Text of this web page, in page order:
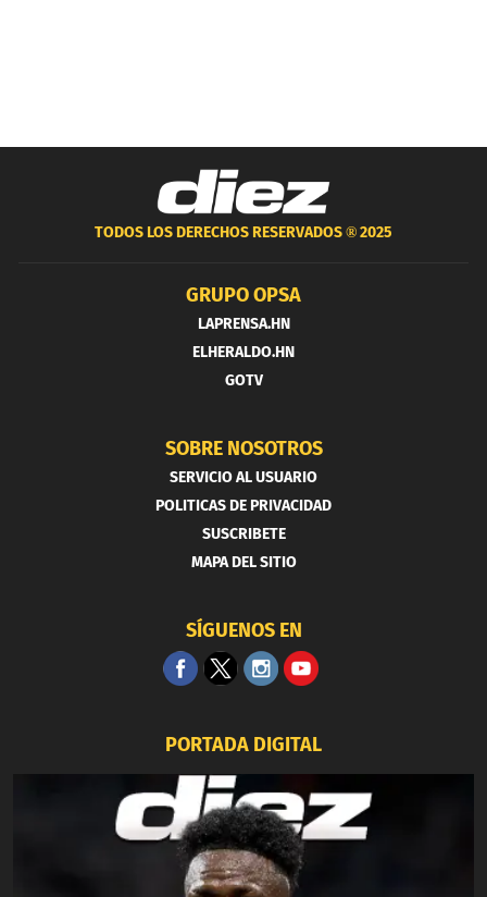
TODOS LOS DERECHOS RESERVADOS ®2025
GRUPO OPSA
LAPRENSA.HN
ELHERALDO.HN
GOTV
SOBRE NOSOTROS
SERVICIO AL USUARIO
POLITICAS DE PRIVACIDAD
SUSCRIBETE
MAPA DEL SITIO
SÍGUENOS EN
PORTADA DIGITAL